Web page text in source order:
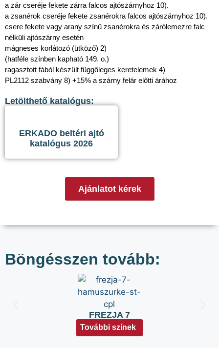
a zár cseréje fekete zárra falcos ajtószárnyhoz 10).
a zsanérok cseréje fekete zsanérokra falcos ajtószárnyhoz 10).
csere fekete vagy arany színű zsanérokra és zárólemezre falc
nélküli ajtószárny esetén
mágneses korlátozó (ütköző) 2)
(hatféle színben kapható 149. o.)
ragasztott fából készült függőleges keretelemek 4)
PL2112 szabvány 8) +15% a szárny felár előtti árához
Letölthető katalógus:
ERKADO beltéri ajtó
katalógus 2026
Ajánlatot kérek
Böngésszen tovább:
FREZJA 7
További színek